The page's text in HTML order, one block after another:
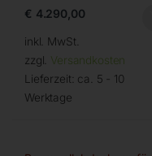
€ 4.290,00
inkl. MwSt.
zzgl. Versandkosten
Lieferzeit: ca. 5 - 10
Werktage